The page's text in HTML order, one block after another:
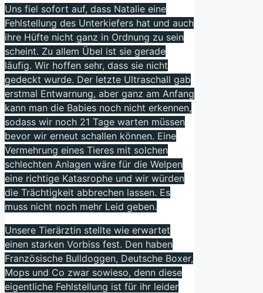
Uns fiel sofort auf, dass Natalie eine
Fehlstellung des Unterkiefers hat und auch
ihre Hüfte nicht ganz in Ordnung zu sein
scheint. Zu allem Übel ist sie gerade
läufig. Wir hoffen sehr, dass sie nicht
gedeckt wurde. Der letzte Ultraschall gab
erstmal Entwarnung, aber ganz am Anfang
kann man die Babies noch nicht erkennen,
sodass wir noch 21 Tage warten müssen
bevor wir erneut schallen können. Eine
Vermehrung eines Tieres mit solchen
schlechten Anlagen wäre für die Welpen
eine richtige Katasrophe und wir würden
die Trächtigkeit abbrechen lassen. Es
muss nicht noch mehr Leid geben.
Unsere Tierärztin stellte wie erwartet
einen starken Vorbiss fest. Den haben
Französische Bulldoggen, Deutsche Boxer,
Mops und Co zwar sowieso, denn diese
eigentliche Fehlstellung ist für ihr leider